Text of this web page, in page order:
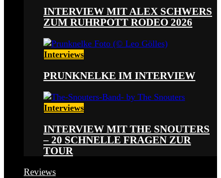
INTERVIEW MIT ALEX SCHWERS
ZUM RUHRPOTT RODEO 2026
Interviews
PRUNKNELKE IM INTERVIEW
Interviews
INTERVIEW MIT THE SNOUTERS
– 20 SCHNELLE FRAGEN ZUR
TOUR
Reviews